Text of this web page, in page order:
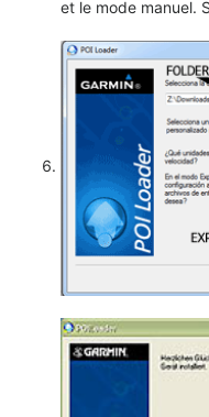
et le mode manuel.